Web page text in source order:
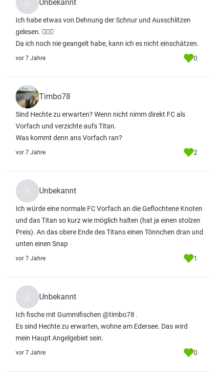
Unbekannt
Ich habe etwas von Dehnung der Schnur und Ausschlitzen
gelesen. 🤷🏻‍♂️
Da ich noch nie geangelt habe, kann ich es nicht einschätzen.
vor 7 Jahre 0
Timbo78
Sind Hechte zu erwarten? Wenn nicht nimm direkt FC als
Vorfach und verzichte aufs Titan.
Was kommt denn ans Vorfach ran?
vor 7 Jahre 2
Unbekannt
Ich würde eine normale FC Vorfach an die Geflochtene Knoten
und das Titan so kurz wie möglich halten (hat ja einen stolzen
Preis). An das obere Ende des Titans einen Tönnchen dran und
unten einen Snap
vor 7 Jahre 1
Unbekannt
Ich fische mit Gummifischen @timbo78 .
Es sind Hechte zu erwarten, wohne am Edersee. Das wird
mein Haupt Angelgebiet sein.
vor 7 Jahre 0